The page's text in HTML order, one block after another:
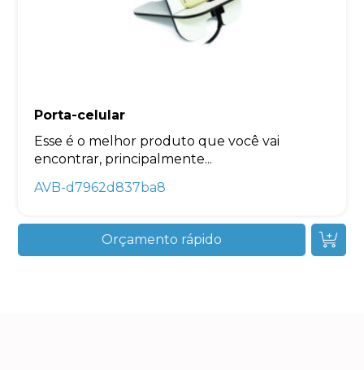
Porta-celular
Esse é o melhor produto que você vai
encontrar, principalmente...
AVB-d7962d837ba8
Orçamento rápido